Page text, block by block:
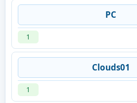
PC
1
Clouds01
1